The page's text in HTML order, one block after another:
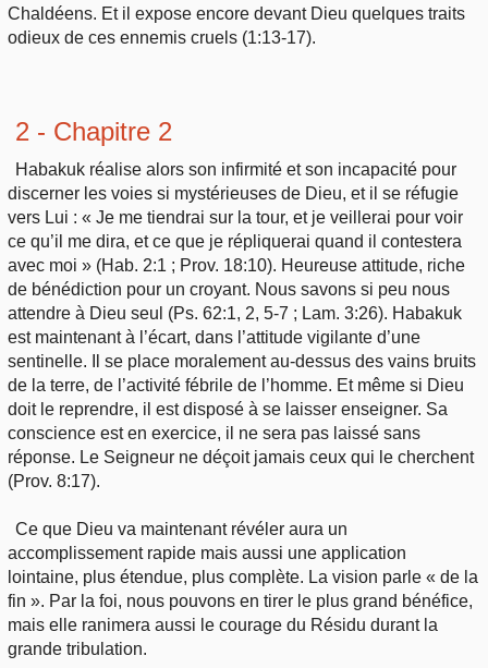
Chaldéens. Et il expose encore devant Dieu quelques traits
odieux de ces ennemis cruels (1:13-17).
2 - Chapitre 2
Habakuk réalise alors son infirmité et son incapacité pour
discerner les voies si mystérieuses de Dieu, et il se réfugie
vers Lui : « Je me tiendrai sur la tour, et je veillerai pour voir
ce qu’il me dira, et ce que je répliquerai quand il contestera
avec moi » (Hab. 2:1 ; Prov. 18:10). Heureuse attitude, riche
de bénédiction pour un croyant. Nous savons si peu nous
attendre à Dieu seul (Ps. 62:1, 2, 5-7 ; Lam. 3:26). Habakuk
est maintenant à l’écart, dans l’attitude vigilante d’une
sentinelle. Il se place moralement au-dessus des vains bruits
de la terre, de l’activité fébrile de l’homme. Et même si Dieu
doit le reprendre, il est disposé à se laisser enseigner. Sa
conscience est en exercice, il ne sera pas laissé sans
réponse. Le Seigneur ne déçoit jamais ceux qui le cherchent
(Prov. 8:17).
Ce que Dieu va maintenant révéler aura un
accomplissement rapide mais aussi une application
lointaine, plus étendue, plus complète. La vision parle « de la
fin ». Par la foi, nous pouvons en tirer le plus grand bénéfice,
mais elle ranimera aussi le courage du Résidu durant la
grande tribulation.